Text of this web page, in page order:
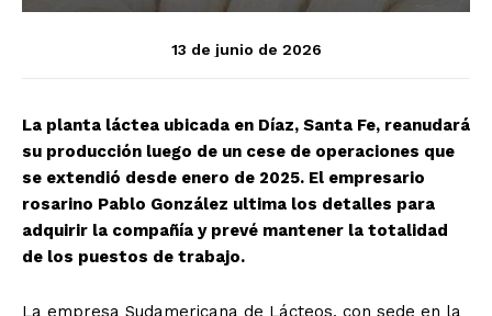
13 de junio de 2026
La planta láctea ubicada en Díaz, Santa Fe, reanudará
su producción luego de un cese de operaciones que
se extendió desde enero de 2025. El empresario
rosarino Pablo González ultima los detalles para
adquirir la compañía y prevé mantener la totalidad
de los puestos de trabajo.